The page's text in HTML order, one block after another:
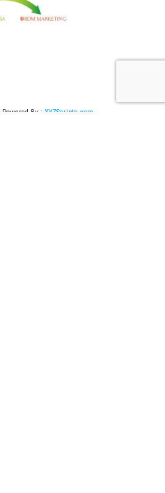
Powered By : XYZScripts.com